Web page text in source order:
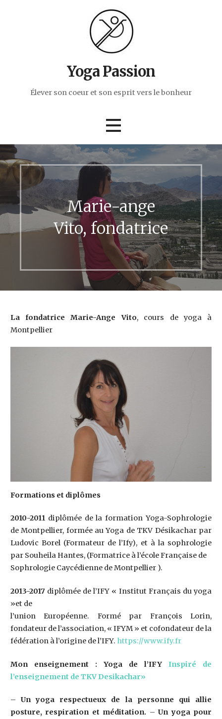
Yoga Passion
Élever son coeur et son esprit vers le bonheur
Marie-ange
Vito, fondatrice
La fondatrice Marie-Ange Vito, cours de yoga à
Montpellier
Formations et diplômes
2010-2011 diplômée de la formation Yoga-Sophrologie
de Montpellier, formée au Yoga de TKV Désikachar par
Ludovic Borel (Formateur de l’Ify), et à la sophrologie
par Souheila Hantes, (Formatrice à l’école Française de
Sophrologie Caycédienne de Montpellier ).
2013-2017 diplômée de l’IFY « Institut Français du yoga
»et de
l’union Européenne. Formé par François Lorin,
fondateur de l’association, « IFYM » et cofondateur de la
fédération à l’origine de l’IFY. https://www.ify.fr
Mon enseignement : Yoga de l’IFY
Inspiré de
l’enseignement de TKV Desikachar»
– Un yoga respectueux de la personne qui allie
posture, respiration et méditation. – Un yoga pour